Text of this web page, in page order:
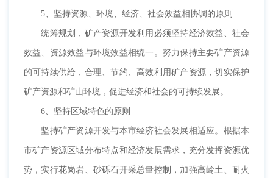
5、坚持资源、环境、经济、社会效益相协调的原则
统筹规划，矿产资源开发利用必须坚持经济效益、社会
效益、资源效益与环境效益相统一。努力保持主要矿产资源
的可持续供给，合理、节约、高效利用矿产资源，切实保护
矿产资源和矿山环境，促进经济和社会的可持续发展。
6、坚持区域特色的原则
坚持矿产资源开发与本市经济社会发展相适应。根据本
市矿产资源区域分布特点和经济发展需求，充分发挥资源优
势，实行花岗岩、砂砾石开采总量控制，加强高岭土、耐火